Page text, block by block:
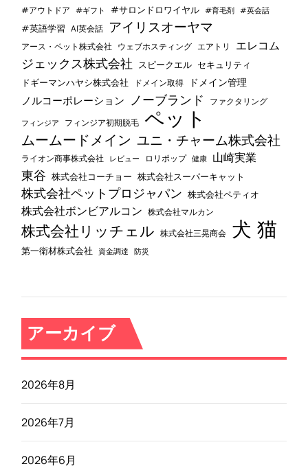
#アウトドア #ギフト #サロンドロワイヤル #育毛剤 #英会話
#英語学習 AI英会話 アイリスオーヤマ
アース・ペット株式会社 ウェブホスティング エアトリ エレコム
ジェックス株式会社 スピークエル セキュリティ
ドギーマンハヤシ株式会社 ドメイン取得 ドメイン管理
ノルコーポレーション ノーブランド ファクタリング
フィンジア フィンジア初期脱毛 ペット
ムームードメイン ユニ・チャーム株式会社
ライオン商事株式会社 レビュー ロリポップ 健康 山崎実業
東谷 株式会社コーチョー 株式会社スーパーキャット
株式会社ペットプロジャパン 株式会社ペティオ
株式会社ボンビアルコン 株式会社マルカン
株式会社リッチェル 株式会社三晃商会 犬 猫
第一衛材株式会社 資金調達 防災
アーカイブ
2026年8月
2026年7月
2026年6月